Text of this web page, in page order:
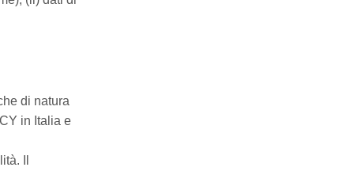
di natura
in Italia e
Il